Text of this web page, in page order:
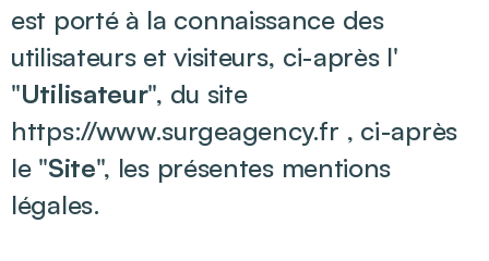
est porté à la connaissance des
utilisateurs et visiteurs, ci-après l'
"Utilisateur", du site
https://www.surgeagency.fr , ci-après
le "Site", les présentes mentions
légales.